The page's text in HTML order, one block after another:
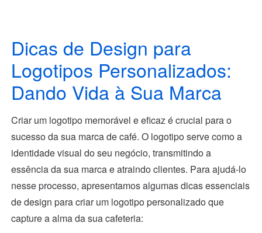
Dicas de Design para
Logotipos Personalizados:
Dando Vida à Sua Marca
Criar um logotipo memorável e eficaz é crucial para o
sucesso da sua marca de café. O logotipo serve como a
identidade visual do seu negócio, transmitindo a
essência da sua marca e atraindo clientes. Para ajudá-lo
nesse processo, apresentamos algumas dicas essenciais
de design para criar um logotipo personalizado que
capture a alma da sua cafeteria: